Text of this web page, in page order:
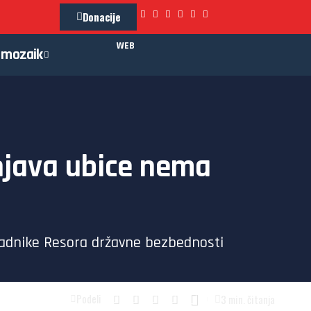
Donacije
mozaik WEB
ubice nema
Resora državne bezbednosti